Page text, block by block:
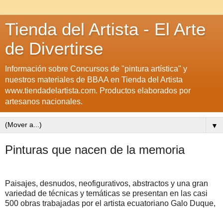
Tienda del Artista - El Arte
de Divertirse
Información sobre Concursos de "pintura artística" y
nuestros materiales de BBAA en Tienda del Artista
www.tiendadelartista.com. Productos elaborados por
artesanos nacionales.
▼
Pinturas que nacen de la memoria
Paisajes, desnudos, neofigurativos, abstractos y una gran
variedad de técnicas y temáticas se presentan en las casi
500 obras trabajadas por el artista ecuatoriano Galo Duque,